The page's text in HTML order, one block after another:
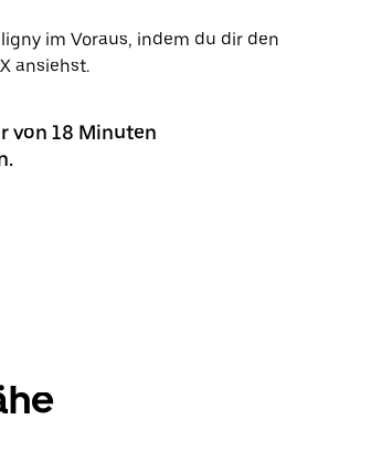
im Voraus, indem du dir den
ansiehst.
von 18 Minuten